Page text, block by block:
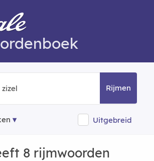
Rijmen
Uitgebreid
8 rijmwoorden